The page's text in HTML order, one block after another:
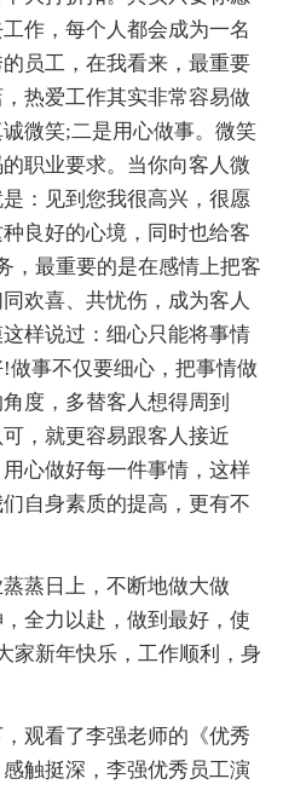
作，每个人都会成为一名
员工，在我看来，最重要
热爱工作其实非常容易做
微笑;二是用心做事。微笑
职业要求。当你向客人微
：见到您我很高兴，很愿
良好的心境，同时也给客
，最重要的是在感情上把客
欢喜、共忧伤，成为客人
样说过：细心只能将事情
做事不仅要细心，把事情做
度，多替客人想得周到
，就更容易跟客人接近
心做好每一件事情，这样
自身素质的提高，更有不
蒸日上，不断地做大做
全力以赴，做到最好，使
家新年快乐，工作顺利，身
观看了李强老师的《优秀
触挺深，李强优秀员工演